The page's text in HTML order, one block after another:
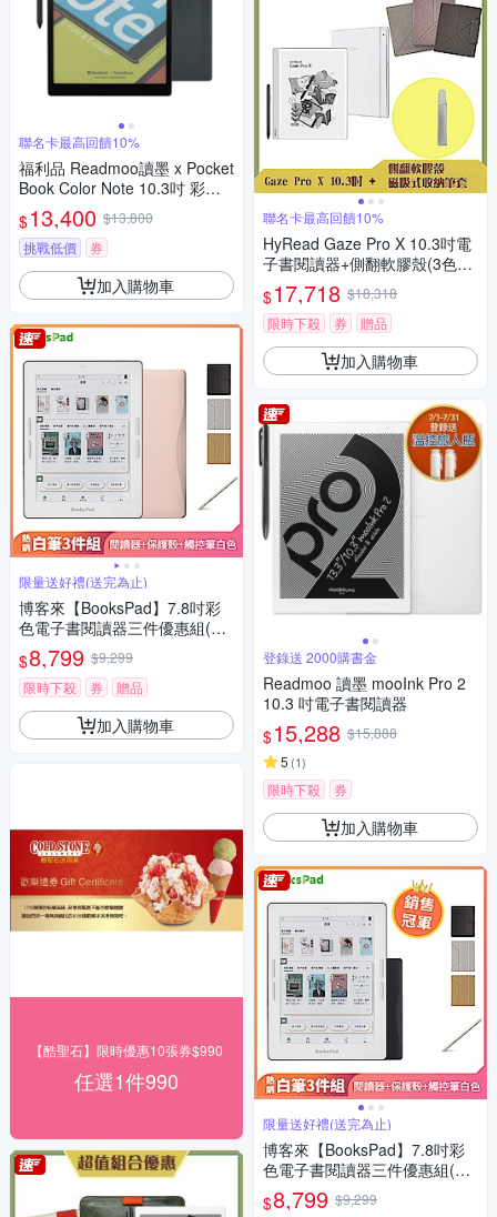
聯名卡最高回饋10%
福利品 Readmoo讀墨 x Pocket
Book Color Note 10.3吋 彩色
電子紙平板
$13,400 $13,800
挑戰低價
券
加入購物車
限量送好禮(送完為止)
博客來【BooksPad】7.8吋彩
色電子書閱讀器三件優惠組(粉
色主機+白筆+殼)
$8,799 $9,299
限時下殺
券 贈品
加入購物車
【酷聖石】限時優惠10張券$990
任選1件990
聯名卡最高回饋10%
HyRead Gaze Pro X 10.3吋電
子書閱讀器+側翻軟膠殼(3色任
選)+磁吸筆套 (組合)
$17,718 $18,318
限時下殺
券 贈品
加入購物車
登錄送 2000購書金
Readmoo 讀墨 mooInk Pro 2
10.3 吋電子書閱讀器
$15,288 $15,888
5 (1)
限時下殺 券
加入購物車
限量送好禮(送完為止)
博客來【BooksPad】7.8吋彩
色電子書閱讀器三件優惠組(黑
色主機+白筆+殼)
$8,799 $9,299